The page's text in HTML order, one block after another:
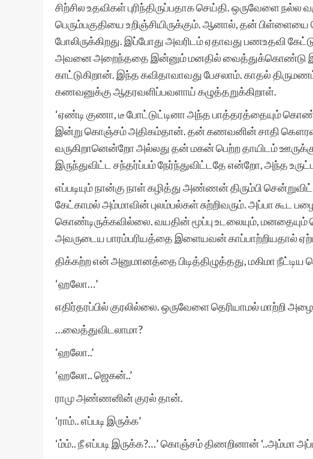
சிற்சில உதவிகள் புரிந்திருப்பதாக செய்தி. ஒருவேளை
பெரும்பகுதியை உறிஞ்சியிருக்கும். ஆனால், தன்
போலிருக்கிறது. இப்போது அவரிடம் ஏதாவது பணஉதவி
அவனை அறைந்ததை இன்னும் மனதில் வைத்துக்கொண்டு
காட்டுகிறான். இந்த கவிதாவாவது பேசலாம். காதல்
கணவனுக்கு ஆதரவளிப்பவளாய் கழுத்தறுக்கிறாள்.
‘ஏண்டி குணா, டீ போட்டுட்டினா அந்த பாத்தரத்தையும்
இன்று கொஞ்சம் அதிகம்தான். தன் கணவனின் சாதி
வருகிறானென்றோ அல்லது தன் மகன் பெற்ற தாயிடம்
இருந்துவிட்ட சந்தர்ப்பம் நேர்ந்துவிட்டதே என்றோ, அந்த
எப்படியும் நான்கு நாள் கழித்து அண்ணன் திரும்பி
கேட்காமல் அம்மாவின் புலம்பல்கள் சுற்றிவரும். அப்பா
கொண்டிருக்கவில்லை. வயதின் மூப்பு உடலையும்,
அவருடைய பாரம்பரியத்தை இளையவன் காப்பாற்றியதால்
திக்கற்ற என் அனுமானத்தை பிடித்திழுத்தது, மகிமா
‘ஹலோ…’
எதிர்தரப்பில் குரலில்லை. ஒருவேளை தெரியாமல் மாற்றி
…வைத்துவிடலாமா?
‘ஹலோ..’
‘ஹலோ.. ஜெகன்..’
ராமு அண்ணனின் குரல் தான்.
‘ராம்.. எப்படி இருக்க’
‘ம்ம்.. நீ எப்படி இருக்க?…’ கொஞ்சம் திணறினான் ‘..அம்மா